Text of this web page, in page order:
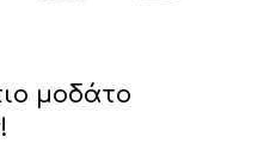
μοδάτο